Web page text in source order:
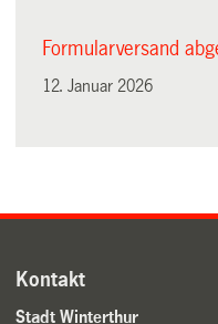
Formularversand
12. Januar 2026
Kontakt
Stadt Winterthur